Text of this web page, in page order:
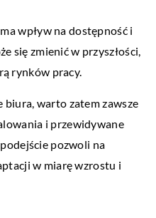
wpływ na dostępność i
się zmienić w przyszłości,
rynków pracy.
biura, warto zatem zawsze
i przewidywane
pozwoli na
w miarę wzrostu i